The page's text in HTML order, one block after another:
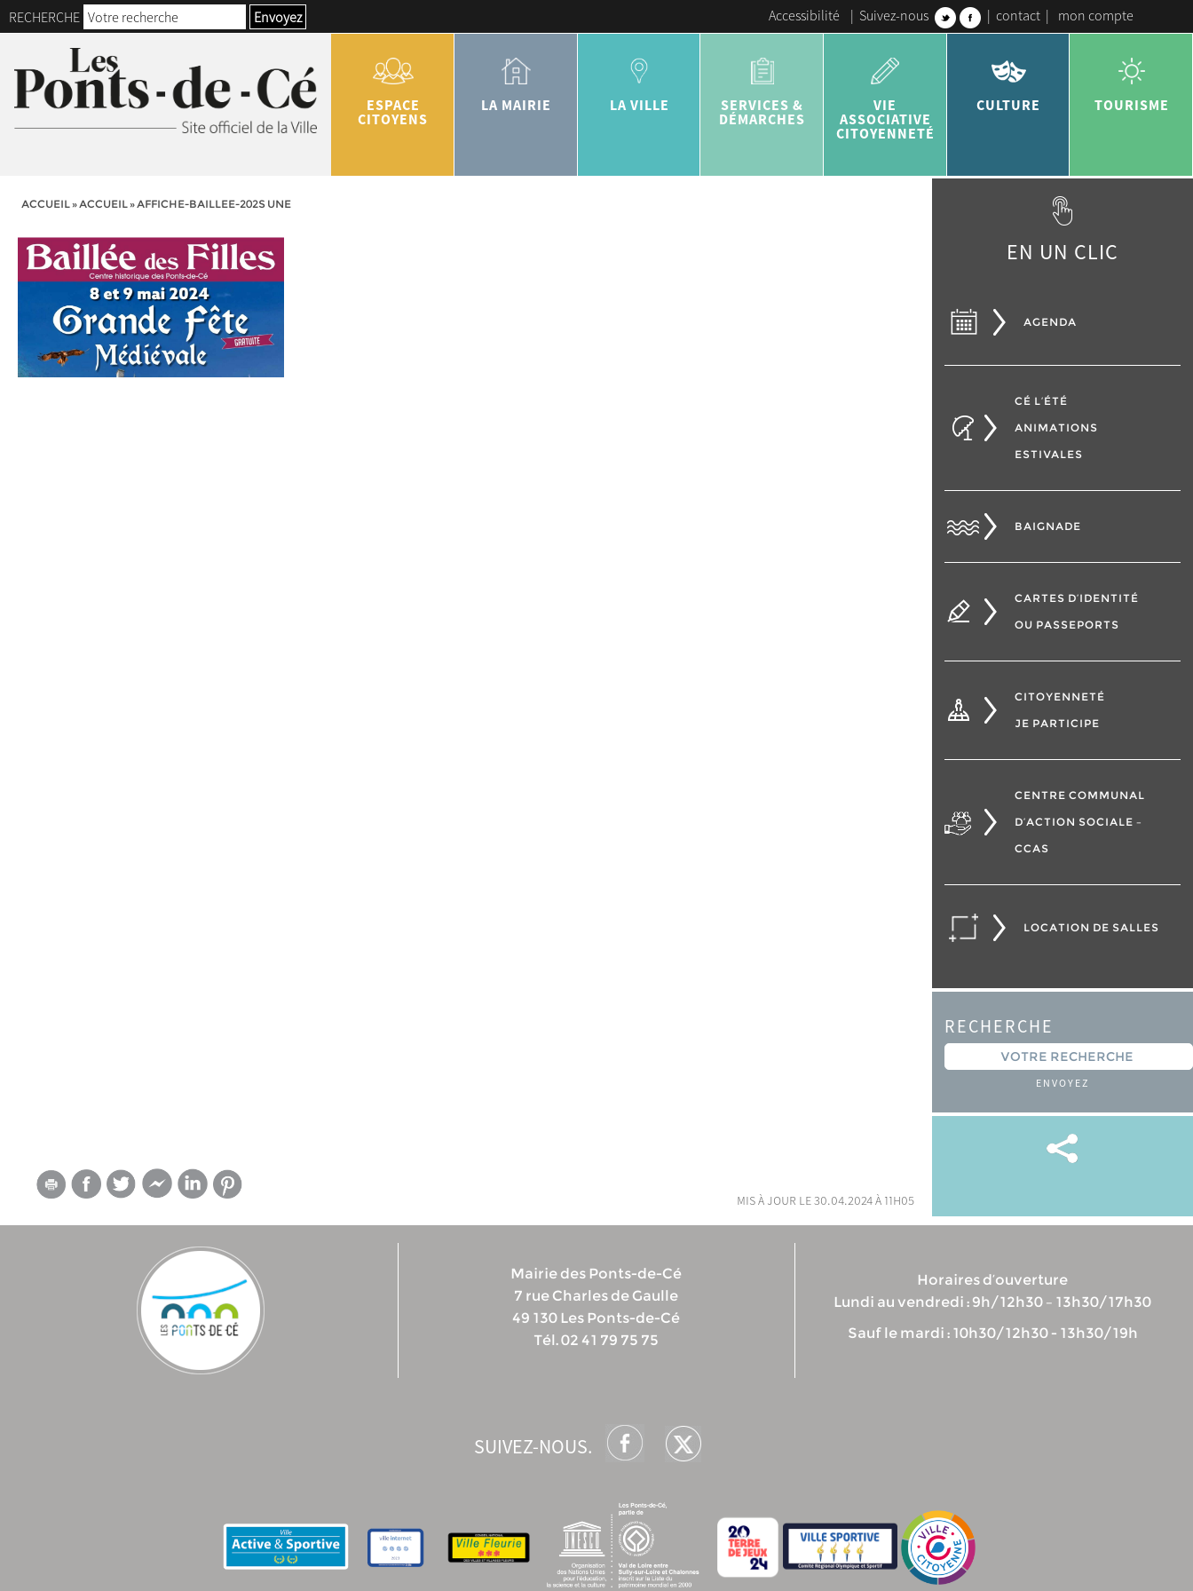
RECHERCHE Envoyez Accessibilité | Suivez-nous | contact | mon compte
ESPACE
CITOYENS
LA MAIRIE LA VILLE
SERVICES &
DÉMARCHES
VIE
ASSOCIATIVE
CITOYENNETÉ
CULTURE TOURISME
ACCUEIL»ACCUEIL»AFFICHE-BAILLEE-202S UNE
mis à jour le 30.04.2024 à 11h05
EN UN CLIC
AGENDA
CÉ L’ÉTÉ
ANIMATIONS
ESTIVALES
BAIGNADE
CARTES D’IDENTITÉ
OU PASSEPORTS
CITOYENNETÉ
JE PARTICIPE
CENTRE COMMUNAL
D’ACTION SOCIALE –
CCAS
LOCATION DE SALLES
RECHERCHE
ENVOYEZ
Mairie des Ponts-de-Cé
7 rue Charles de Gaulle
49 130 Les Ponts-de-Cé
Tél. 02 41 79 75 75
Horaires d’ouverture
Lundi au vendredi : 9h/12h30 – 13h30/17h30
Sauf le mardi : 10h30/12h30 - 13h30/19h
SUIVEZ-NOUS.